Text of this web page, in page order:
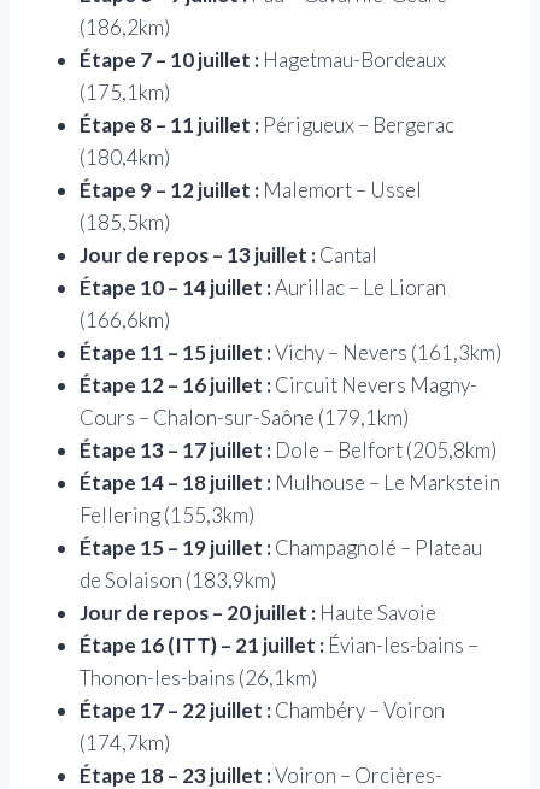
(186,2km)
Étape 7 – 10 juillet : Hagetmau-Bordeaux
(175,1km)
Étape 8 – 11 juillet : Périgueux – Bergerac
(180,4km)
Étape 9 – 12 juillet : Malemort – Ussel
(185,5km)
Jour de repos – 13 juillet :Cantal
Étape 10 – 14 juillet :Aurillac – Le Lioran
(166,6km)
Étape 11 – 15 juillet :Vichy – Nevers (161,3km)
Étape 12 – 16 juillet :Circuit Nevers Magny-
Cours – Chalon-sur-Saône (179,1km)
Étape 13 – 17 juillet : Dole – Belfort (205,8km)
Étape 14 – 18 juillet : Mulhouse – Le Markstein
Fellering (155,3km)
Étape 15 – 19 juillet :Champagnolé – Plateau
de Solaison (183,9km)
Jour de repos – 20 juillet : Haute Savoie
Étape 16 (ITT) – 21 juillet : Évian-les-bains –
Thonon-les-bains (26,1km)
Étape 17 – 22 juillet :Chambéry – Voiron
(174,7km)
Étape 18 – 23 juillet :Voiron – Orcières-